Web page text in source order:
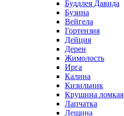
Буддлея Давида
Бузина
Вейгела
Гортензия
Дейция
Дерен
Жимолость
Ирга
Калина
Кизильник
Крушина ломкая
Лапчатка
Лещина